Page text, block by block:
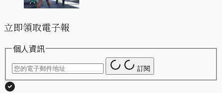
立即領取電子報
個人資訊
訂閱